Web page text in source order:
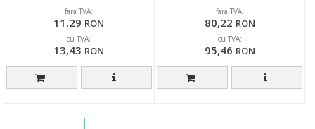
fara TVA:
11,29 RON
cu TVA:
13,43 RON
fara TVA:
80,22 RON
cu TVA:
95,46 RON